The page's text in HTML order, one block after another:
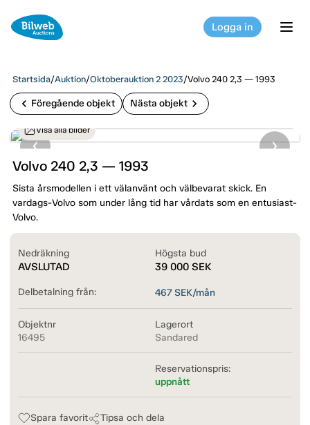
Logga in
Startsida/Auktion/Oktoberauktion 2 2023/Volvo 240 2,3 — 1993
chevron_left Föregående objekt Nästa objekt chevron_right
Visa alla bilder
Volvo 240 2,3 — 1993
Sista årsmodellen i ett välanvänt och välbevarat skick. En
vardags-Volvo som under lång tid har vårdats som en entusiast-
Volvo.
Nedräkning
AVSLUTAD
Högsta bud
39 000 SEK
Delbetalning från: 467SEK/mån
Objektnr
16495
Lagerort
Sandared
Reservationspris:
uppnått
Spara favorit Tipsa och dela